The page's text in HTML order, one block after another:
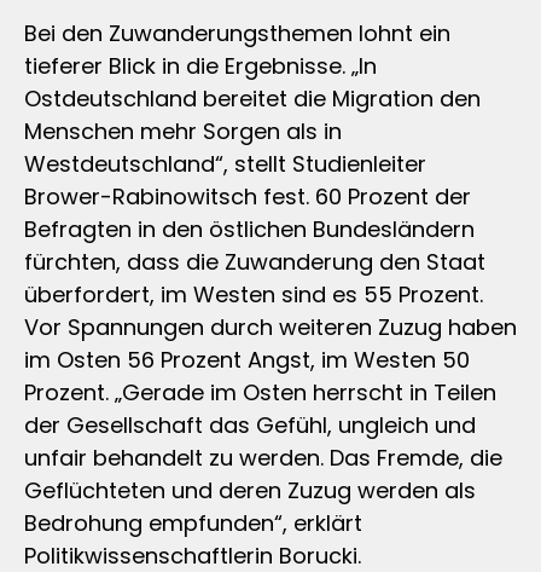
Bei den Zuwanderungsthemen lohnt ein
tieferer Blick in die Ergebnisse. „In
Ostdeutschland bereitet die Migration den
Menschen mehr Sorgen als in
Westdeutschland“, stellt Studienleiter
Brower-Rabinowitsch fest. 60 Prozent der
Befragten in den östlichen Bundesländern
fürchten, dass die Zuwanderung den Staat
überfordert, im Westen sind es 55 Prozent.
Vor Spannungen durch weiteren Zuzug haben
im Osten 56 Prozent Angst, im Westen 50
Prozent. „Gerade im Osten herrscht in Teilen
der Gesellschaft das Gefühl, ungleich und
unfair behandelt zu werden. Das Fremde, die
Geflüchteten und deren Zuzug werden als
Bedrohung empfunden“, erklärt
Politikwissenschaftlerin Borucki.